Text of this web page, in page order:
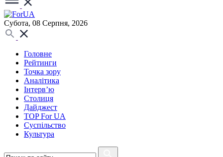
Субота, 08 Серпня, 2026
Головне
Рейтинги
Точка зору
Аналітика
Інтерв’ю
Столиця
Дайджест
TOP For UA
Суспiльство
Культура